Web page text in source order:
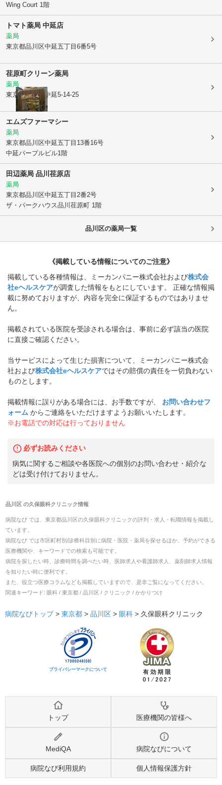
Wing Court 1階
トマト薬局 中延店
薬局
東京都品川区中延五丁目6番5号
荏原町クリーン薬局
薬局
東京都品川区中延5-14-25
エムズファーマシー
薬局
東京都品川区中延五丁目13番16号
中延パープルビル1階
田辺薬局 品川荏原店
薬局
東京都品川区中延五丁目2番2号
ザ・パークハウス品川荏原町 1階
品川区の薬局一覧
《掲載している情報についてのご注意》
掲載している各種情報は、ミーカンパニー株式会社および株式会
社eヘルスケアが調査した情報をもとにしています。 正確な情報掲
載に努めておりますが、内容を完全に保証するものではありませ
ん。
掲載されている医院を受診される場合は、事前に必ず該当の医院
に直接ご確認ください。
当サービスによって生じた損害について、ミーカンパニー株式会
社および株式会社eヘルスケアではその賠償の責任を一切負わない
ものとします。
掲載情報に誤りがある場合には、お手数ですが、
お問い合わせフ
ォーム からご連絡をいただけますようお願いいたします。
※お電話での対応は行っておりません
必ずお読みください
病気に関するご相談や各医院への個別のお問い合わせ・紹介な
どは受け付けておりません。
品川区の久保眼科クリニック情報
病院なび では、 東京都品川区の久保眼科クリニックの評判・求人・転職情報を掲載し
ています。
病院なび では市区町村別/診療科目別に病院・医院・薬局を探せるほか、予約ができる
医療機関や、キーワードでの検索も可能です。
病院を探したい時、診療時間を調べたい時、医師求人や看護師求人、薬剤師求人情報
を知りたい時に便利です。
また、役立つ医療コラムなども掲載していますので、是非ご覧になってください。
関連キーワード: 眼科 / 東京都 / 品川区 / クリニック / かかりつけ
病院なびトップ > 東京都 > 品川区 > 眼科 > 久保眼科クリニック
プライバシーマークについて
トップ 医療機関の皆様へ
MediQA 病院なびについて
病院なび利用規約 個人情報保護方針